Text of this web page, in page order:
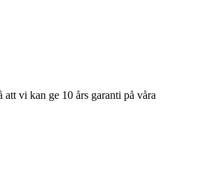
vi kan ge 10 års garanti på våra